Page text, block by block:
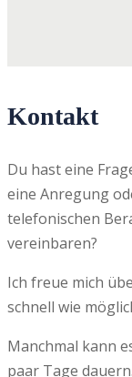
Kontakt
Du hast eine
eine Anregung
telefonischen
vereinbaren?
Ich freue mich
schnell wie
Manchmal kann
paar Tage